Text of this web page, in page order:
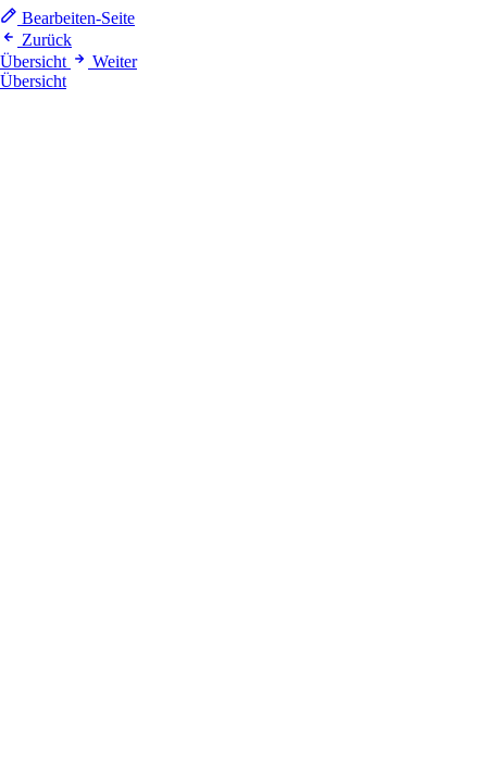
Bearbeiten-Seite
Zurück
Übersicht
Weiter
Übersicht